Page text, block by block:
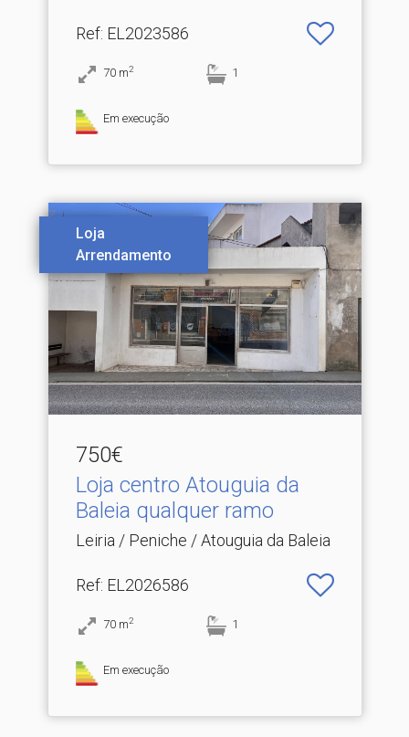
Ref: EL2023586
70 m2 1
Em execução
Loja
Arrendamento
750€
Loja centro Atouguia da
Baleia qualquer ramo
Leiria / Peniche / Atouguia da Baleia
Ref: EL2026586
70 m2 1
Em execução